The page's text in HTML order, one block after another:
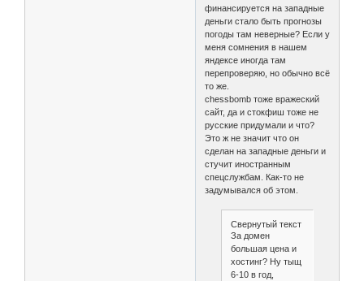
финансируется на западные
деньги стало быть прогнозы
погоды там неверные? Если у
меня сомнения в нашем
яндексе иногда там
перепроверяю, но обычно всё
то же.
chessbomb тоже вражеский
сайт, да и стокфиш тоже не
русские придумали и что?
Это ж не значит что он
сделан на западные деньги и
стучит иностранным
спецслужбам. Как-то не
задумывался об этом.
Свернутый текст
За домен
большая цена и
хостинг? Ну тыщ
6-10 в год,